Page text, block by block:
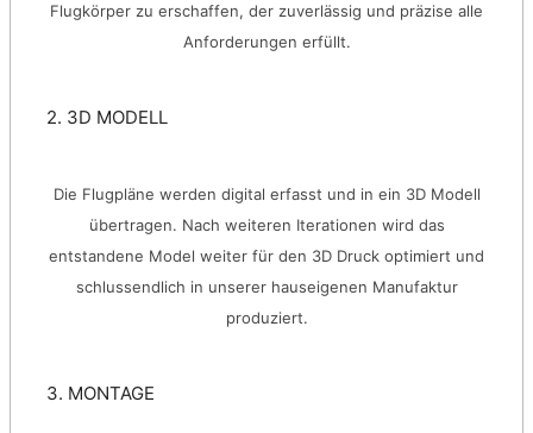
Flugkörper zu erschaffen, der zuverlässig und präzise alle
Anforderungen erfüllt.
2. 3D MODELL
Die Flugpläne werden digital erfasst und in ein 3D Modell
übertragen. Nach weiteren Iterationen wird das
entstandene Model weiter für den 3D Druck optimiert und
schlussendlich in unserer hauseigenen Manufaktur
produziert.
3. MONTAGE